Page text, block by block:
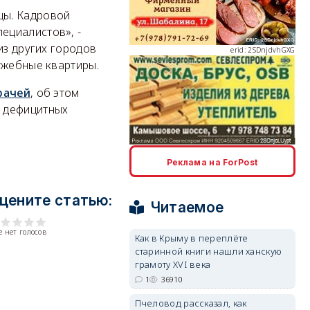
Кадровой
-
других городов
квартиры.
, об этом
статью:
нет голосов
erid: 2SDnjdvhGXG
erid: 2SDnjcLUypt
erid: 2SDnjcrDNw6
Реклама на ForPost
Читаемое
Как в Крыму в переплёте
старинной книги нашли ханскую
грамоту XVI века
1 36910
Пчеловод рассказал, как